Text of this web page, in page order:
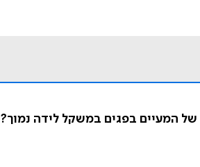
של המעיים בפגים במשקל לידה נמוך?